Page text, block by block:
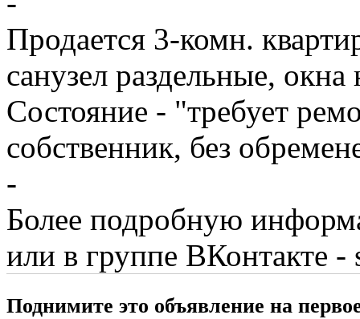
Продается 3-комн.
санузел раздельные,
Состояние - "требует
собственник, без
-
Более подробную
или в группе ВКонтакте -
Поднимите это объявление на